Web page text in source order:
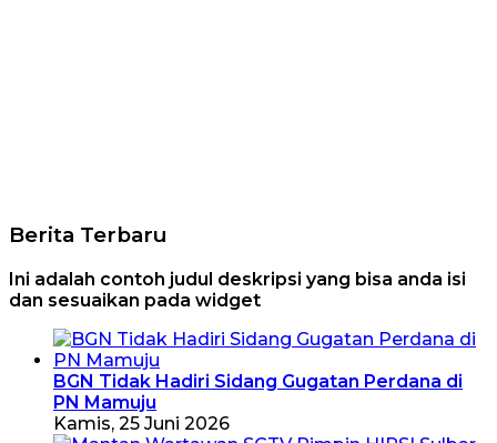
Berita Terbaru
Ini adalah contoh judul deskripsi yang bisa anda isi
dan sesuaikan pada widget
BGN Tidak Hadiri Sidang Gugatan Perdana di
PN Mamuju
Kamis, 25 Juni 2026